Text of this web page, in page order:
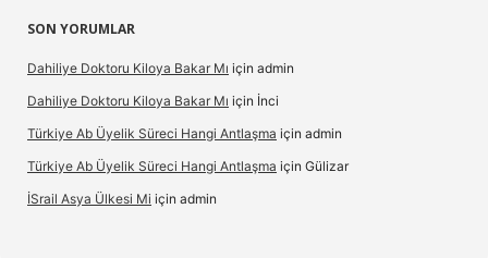
SON YORUMLAR
Dahiliye Doktoru Kiloya Bakar Mı için admin
Dahiliye Doktoru Kiloya Bakar Mı için İnci
Türkiye Ab Üyelik Süreci Hangi Antlaşma için admin
Türkiye Ab Üyelik Süreci Hangi Antlaşma için Gülizar
İSrail Asya Ülkesi Mi için admin